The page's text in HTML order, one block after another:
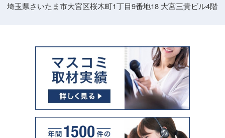
埼玉県さいたま市大宮区桜木町1丁目9番地18 大宮三貴ビル4階